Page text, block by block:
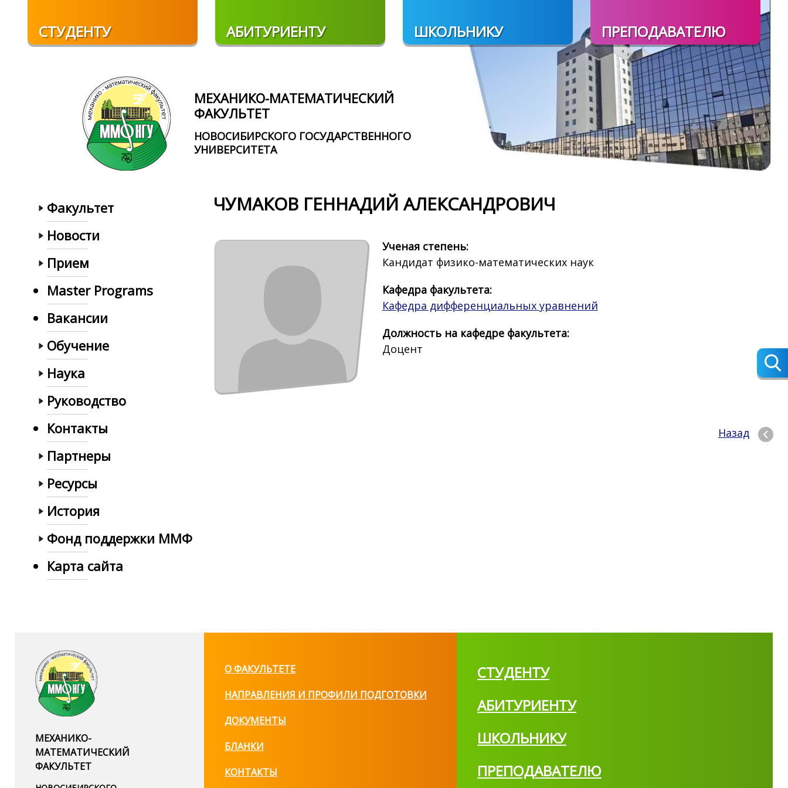
СТУДЕНТУ АБИТУРИЕНТУ ШКОЛЬНИКУ ПРЕПОДАВАТЕЛЮ
МЕХАНИКО-МАТЕМАТИЧЕСКИЙ
ФАКУЛЬТЕТ
НОВОСИБИРСКОГО ГОСУДАРСТВЕННОГО
УНИВЕРСИТЕТА
Факультет
Новости
Прием
Master Programs
Вакансии
Обучение
Наука
Руководство
Контакты
Партнеры
Ресурсы
История
Фонд поддержки ММФ
Карта сайта
ЧУМАКОВ ГЕННАДИЙ АЛЕКСАНДРОВИЧ
Ученая степень:
Кандидат физико-математических наук
Кафедра факультета:
Кафедра дифференциальных уравнений
Должность на кафедре факультета:
Доцент
Назад
МЕХАНИКО-
МАТЕМАТИЧЕСКИЙ
ФАКУЛЬТЕТ
О ФАКУЛЬТЕТЕ
НАПРАВЛЕНИЯ И ПРОФИЛИ ПОДГОТОВКИ
ДОКУМЕНТЫ
БЛАНКИ
КОНТАКТЫ
СТУДЕНТУ
АБИТУРИЕНТУ
ШКОЛЬНИКУ
ПРЕПОДАВАТЕЛЮ